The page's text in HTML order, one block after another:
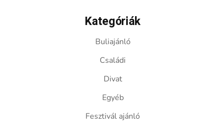
Kategóriák
Buliajánló
Családi
Divat
Egyéb
Fesztivál ajánló